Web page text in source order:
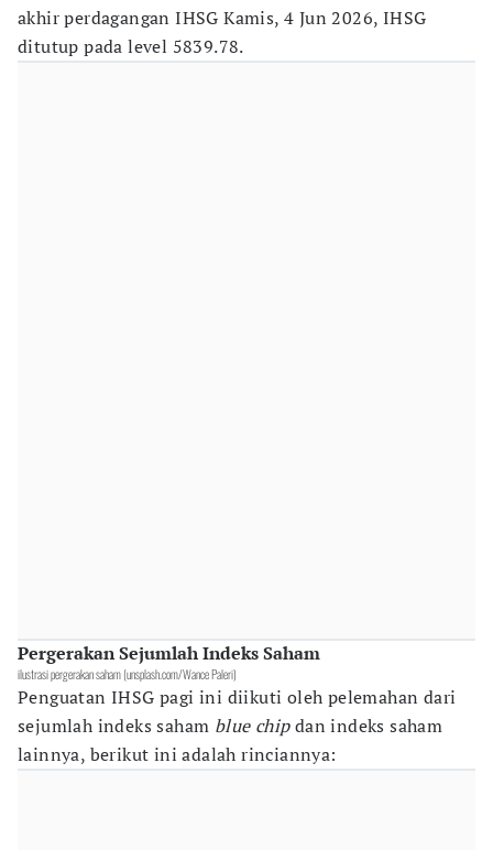
akhir perdagangan IHSG Kamis, 4 Jun 2026, IHSG
ditutup pada level 5839.78.
Pergerakan Sejumlah Indeks Saham
ilustrasi pergerakan saham (unsplash.com/Wance Paleri)
Penguatan IHSG pagi ini diikuti oleh pelemahan dari
sejumlah indeks saham blue chipdan indeks saham
lainnya, berikut ini adalah rinciannya: